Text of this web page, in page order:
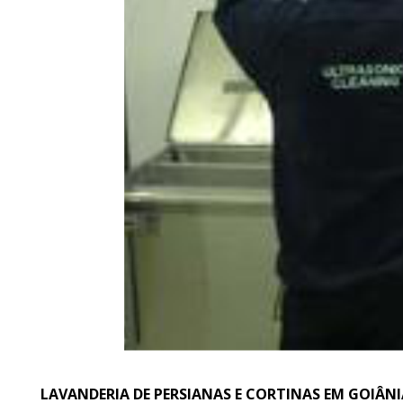
LAVANDERIA DE PERSIANAS E CORTINAS EM